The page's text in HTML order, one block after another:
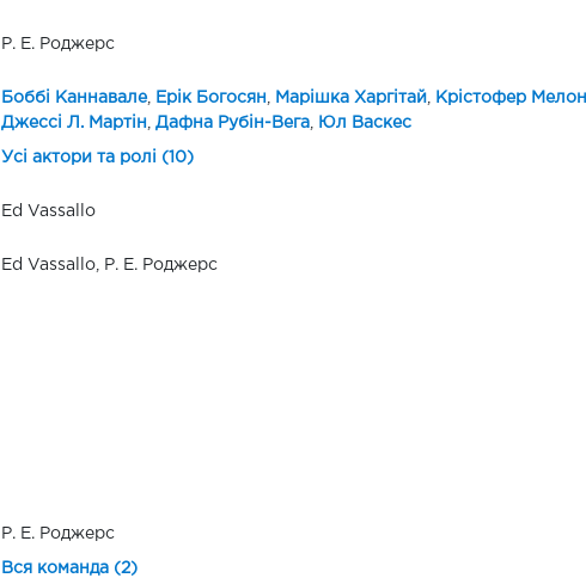
Р. Е. Роджерс
Боббі Каннавале, Ерік Богосян Марішка Харгітай Крістофер Мелоні
Джессі Л. Мартін
Дафна Рубін-Вега, Юл Васкес
Усі актори та ролі (10)
Ed Vassallo
Ed Vassallo, Р. Е. Роджерс
Р. Е. Роджерс
Вся команда (2)